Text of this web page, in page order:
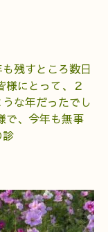
残すところ数日
様にとって、２
な年だったでし
で、今年も無事
診